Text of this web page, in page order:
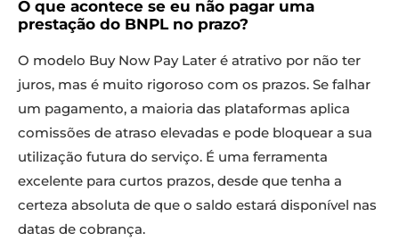
O que acontece se eu não pagar uma
prestação do BNPL no prazo?
O modelo Buy Now Pay Later é atrativo por não ter
juros, mas é muito rigoroso com os prazos. Se falhar
um pagamento, a maioria das plataformas aplica
comissões de atraso elevadas e pode bloquear a sua
utilização futura do serviço. É uma ferramenta
excelente para curtos prazos, desde que tenha a
certeza absoluta de que o saldo estará disponível nas
datas de cobrança.